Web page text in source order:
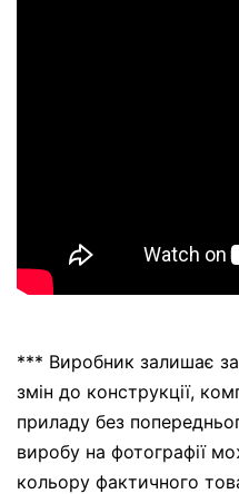
*** Виробник залишає
змін до конструкції,
приладу без
виробу на фотографії
кольору фактичного